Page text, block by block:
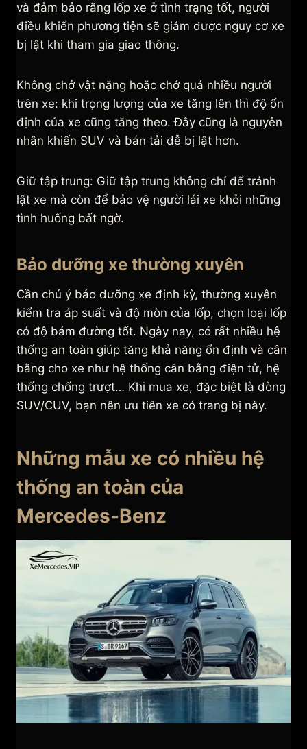
và đảm bảo rằng lốp xe ở tình trạng tốt, người
điều khiển phương tiện sẽ giảm được nguy cơ xe
bị lật khi tham gia giao thông.
Không chở vật nặng hoặc chở quá nhiều người
trên xe: khi trọng lượng của xe tăng lên thì độ ổn
định của xe cũng tăng theo. Đây cũng là nguyên
nhân khiến SUV và bán tải dễ bị lật hơn.
Giữ tập trung: Giữ tập trung không chỉ để tránh
lật xe mà còn để bảo vệ người lái xe khỏi những
tình huống bất ngờ.
Bảo dưỡng xe thường xuyên
Cần chú ý bảo dưỡng xe định kỳ, thường xuyên
kiểm tra áp suất và độ mòn của lốp, chọn loại lốp
có độ bám đường tốt. Ngày nay, có rất nhiều hệ
thống an toàn giúp tăng khả năng ổn định và cân
bằng cho xe như hệ thống cân bằng điện tử, hệ
thống chống trượt… Khi mua xe, đặc biệt là dòng
SUV/CUV, bạn nên ưu tiên xe có trang bị này.
Những mẫu xe có nhiều hệ
thống an toàn của
Mercedes-Benz